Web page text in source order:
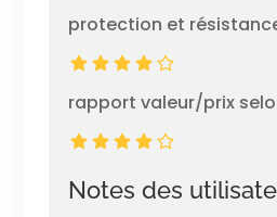
protection et
rapport valeur/prix
Notes des